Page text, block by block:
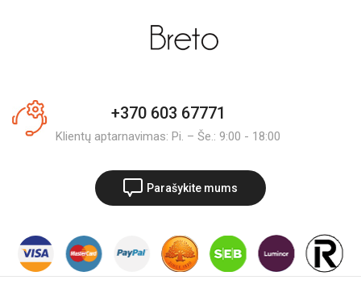
+370 603 67771
Klientų aptarnavimas: Pi. – Še.: 9:00 - 18:00
Parašykite mums